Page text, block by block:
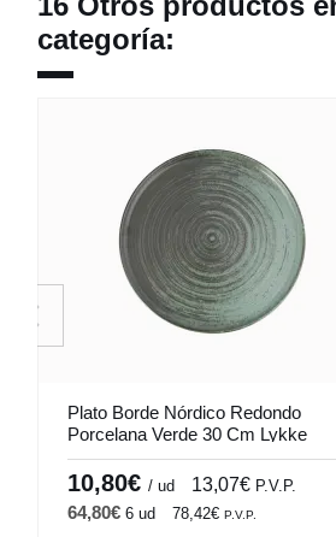
categoría:
Plato Borde Nórdico Redondo
Porcelana Verde 30 Cm Lykke
Porland
10,80€ / ud 13,07€ P.V.P.
64,80€ 6 ud 78,42€ P.V.P.